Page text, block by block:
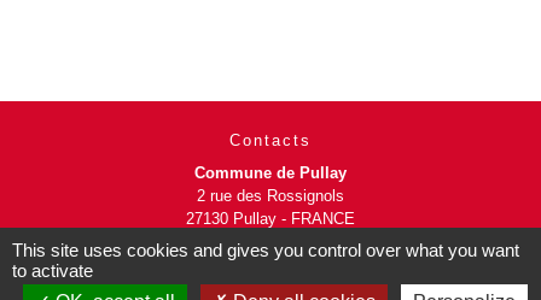
Contacts
Commune de Pullay
2 rue des Rossignols
27130 Pullay - FRANCE
+33 2 32 32 18 58
Site internet :
This site uses cookies and gives you control over what you want
to activate